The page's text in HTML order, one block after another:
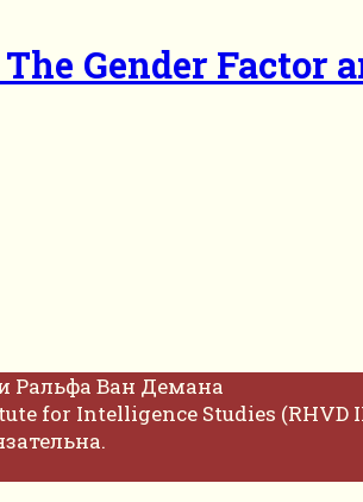
Gender Factor
Ральфа Ван Демана
for Intelligence Studies (RHVD